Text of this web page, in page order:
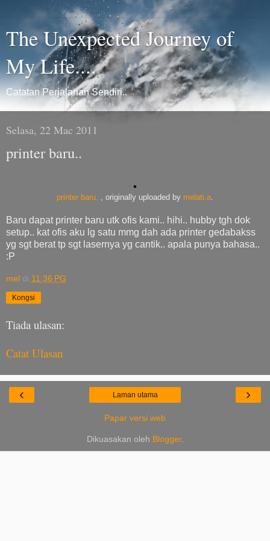
The Unexpected Journey of
My Life....
Catatan Perjalanan Sendiri..
Selasa, 22 Mac 2011
printer baru..
printer baru.. , originally uploaded by melati.a
Baru dapat printer baru utk ofis kami.. hihi.. hubby tgh dok
setup.. kat ofis aku lg satu mmg dah ada printer gedabakss
yg sgt berat tp sgt lasernya yg cantik.. apala punya bahasa..
:P
mel di 11:36 PG
Kongsi
Tiada ulasan:
Catat Ulasan
‹ ›
Laman utama
Papar versi web
Dikuasakan oleh Blogger.